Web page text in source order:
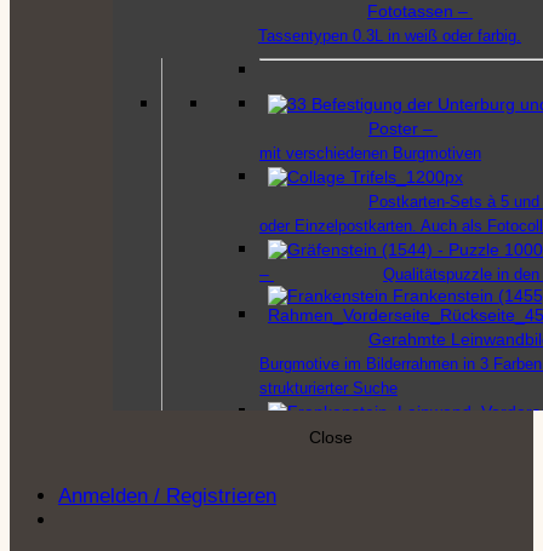
Fototassen –
Tassentypen 0.3L in weiß oder farbig.
Poster –
mit verschiedenen Burgmotiven
Postkarten-Sets à 5
oder Einzelpostkarten. Auch als
– Qualitätspuzzle in
Gerahmte
Burgmotive im Bilderrahmen in 3
strukturierter Suche
Close
Anmelden / Registrieren